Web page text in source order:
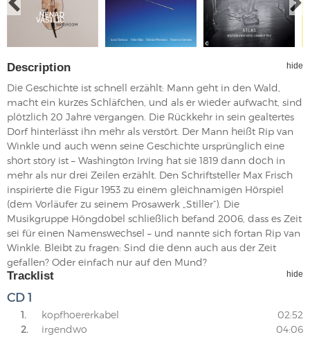
Description hide
Die Geschichte ist schnell erzählt: Mann geht in den Wald,
macht ein kurzes Schläfchen, und als er wieder aufwacht, sind
plötzlich 20 Jahre vergangen. Die Rückkehr in sein gealtertes
Dorf hinterlässt ihn mehr als verstört. Der Mann heißt Rip van
Winkle und auch wenn seine Geschichte ursprünglich eine
short story ist – Washington Irving hat sie 1819 dann doch in
mehr als nur drei Zeilen erzählt. Den Schriftsteller Max Frisch
inspirierte die Figur 1953 zu einem gleichnamigen Hörspiel
(dem Vorläufer zu seinem Prosawerk „Stiller“). Die
Musikgruppe Höngdobel schließlich befand 2006, dass es Zeit
sei für einen Namenswechsel – und nannte sich fortan Rip van
Winkle. Bleibt zu fragen: Sind die denn auch aus der Zeit
gefallen? Oder einfach nur auf den Mund?
Tracklist hide
CD 1
1. kopfhoererkabel
02:52
2.
irgendwo
04:06